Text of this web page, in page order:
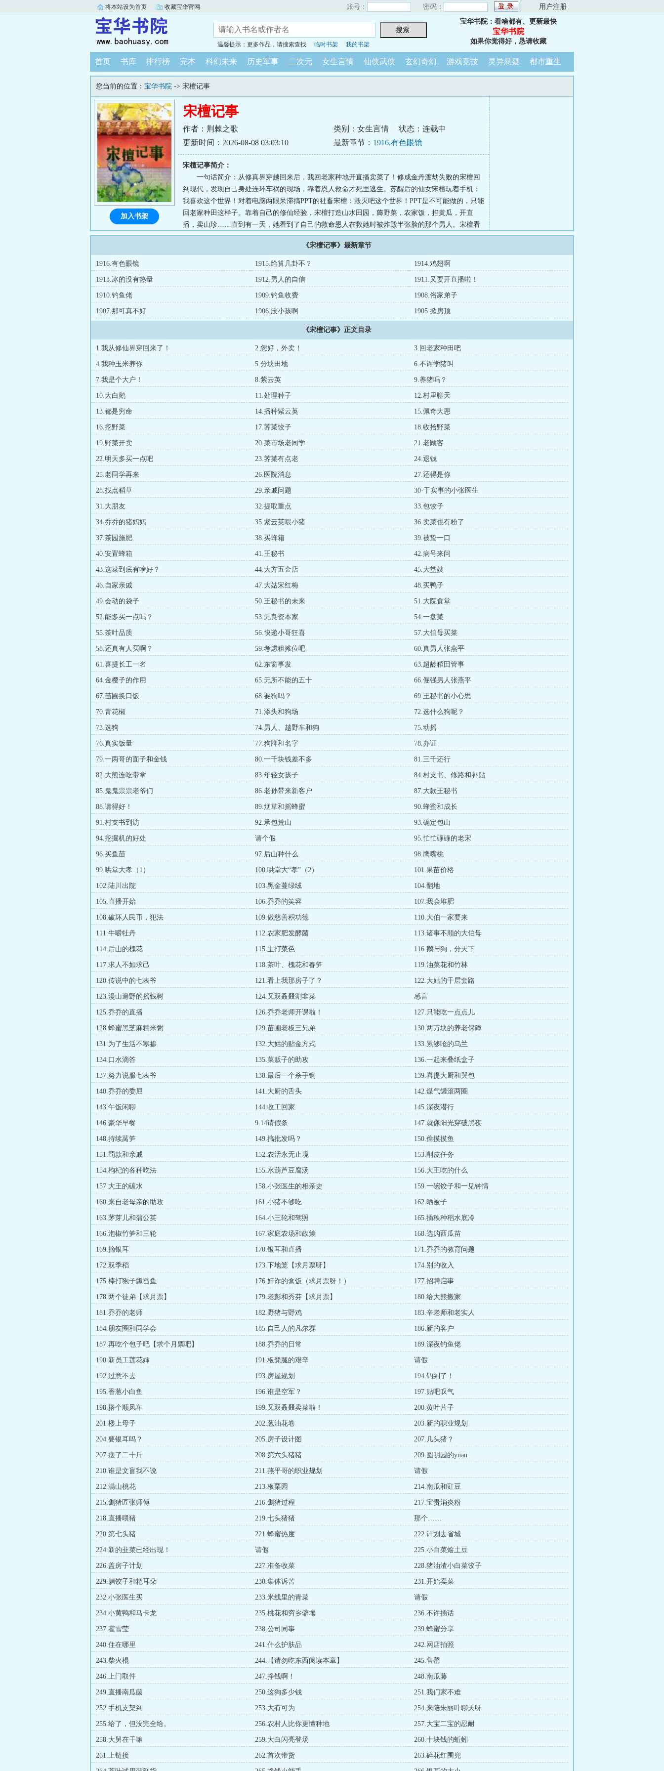
将本站设为首页 收藏宝华官网 账号： 密码： 用户注册
温馨提示：更多作品，请搜索查找 临时书架 我的书架
宝华书院：看啥都有、更新最快
宝华书院
如果你觉得好，恳请收藏
首页 书库 排行榜 完本 科幻未来 历史军事 二次元 女生言情 仙侠武侠 玄幻奇幻 游戏竞技 灵异悬疑 都市重生
您当前的位置： 宝华书院 -> 宋檀记事
宋檀记事
作者：荆棘之歌 类别：女生言情
状态：连载中
更新时间：2026-08-08 03:03:10
最新章节： 1916.有色眼镜
宋檀记事简介：
一句话简介：从修真界穿越回来后，我回老家种地开直播卖菜了！修成金丹渡劫失败的宋檀回
到现代，发现自己身处连环车祸的现场，靠着恩人救命才死里逃生。苏醒后的仙女宋檀玩着手机：
我喜欢这个世界！对着电脑两眼呆滞搞PPT的社畜宋檀：毁灭吧这个世界！PPT是不可能做的，只能
回老家种田这样子。靠着自己的修仙经验，宋檀打造山水田园，薅野菜，农家饭，掐黄瓜，开直
播，卖山珍……直到有一天，她看到了自己的救命恩人在救她时被炸毁半张脸的那个男人。宋檀看
了看对方的宽肩窄腰大长腿，又看了看对方另外半边清俊的脸，想起自己两辈子的单身狗生涯，心
想：听说合欢宗的双修秘法可以滋补容颜，不知道……［纯种田，真的种田那种］［有男主，戏份
加入书架
《宋檀记事》最新章节
1916.有色眼镜 1915.给算几卦不？ 1914.鸡翅啊
1913.冰的没有热量 1912.男人的自信 1911.又要开直播啦！
1910.钓鱼佬 1909.钓鱼收费 1908.俗家弟子
1907.那可真不好 1906.没小孩啊 1905.掀房顶
《宋檀记事》正文目录
1.我从修仙界穿回来了！ 2.您好，外卖！ 3.回老家种田吧
4.我种玉米养你 5.分块田地 6.不许学猪叫
7.我是个大户！ 8.紫云英 9.养猪吗？
10.大白鹅 11.处理种子 12.村里聊天
13.都是穷命 14.播种紫云英 15.佩奇大恩
16.挖野菜 17.荠菜饺子 18.收拾野菜
19.野菜开卖 20.菜市场老同学 21.老顾客
22.明天多买一点吧 23.荠菜有点老 24.退钱
25.老同学再来 26.医院消息 27.还得是你
28.找点稻草 29.亲戚问题 30·干实事的小张医生
31.大朋友 32.提取重点 33.包饺子
34.乔乔的猪妈妈 35.紫云英喂小猪 36.卖菜也有粉了
37.茶园施肥 38.买蜂箱 39.被蛰一口
40.安置蜂箱 41.王秘书 42.病号来问
43.这菜到底有啥好？ 44.大方五金店 45.大堂嫂
46.自家亲戚 47.大姑宋红梅 48.买鸭子
49.会动的袋子 50.王秘书的未来 51.大院食堂
52.能多买一点吗？ 53.无良资本家 54.一盘菜
55.茶叶品质 56.快递小哥狂喜 57.大伯母买菜
58.还真有人买啊？ 59.考虑租摊位吧 60.真男人张燕平
61.喜提长工一名 62.东窗事发 63.超龄稻田管事
64.金樱子的作用 65.无所不能的五十 66.倔强男人张燕平
67.苗圃换口饭 68.要狗吗？ 69.王秘书的小心思
70.青花椒 71.添头和狗场 72.选什么狗呢？
73.选狗 74.男人、越野车和狗 75.动摇
76.真实饭量 77.狗牌和名字 78.办证
79.一两哥的面子和金钱 80.一千块钱差不多 81.三千还行
82.大熊连吃带拿 83.年轻女孩子 84.村支书、修路和补贴
85.鬼鬼祟祟老爷们 86.老孙带来新客户 87.大款王秘书
88.请得好！ 89.烟草和摇蜂蜜 90.蜂蜜和成长
91.村支书到访 92.承包荒山 93.确定包山
94.挖掘机的好处 请个假 95.忙忙碌碌的老宋
96.买鱼苗 97.后山种什么 98.鹰嘴桃
99.哄堂大孝（1） 100.哄堂大“孝”（2） 101.果苗价格
102.陆川出院 103.黑金蔓绿绒 104.翻地
105.直播开始 106.乔乔的笑容 107.我会堆肥
108.破坏人民币，犯法 109.做慈善积功德 110.大伯一家要来
111.牛嚼牡丹 112.农家肥发酵菌 113.诸事不顺的大伯母
114.后山的槐花 115.主打菜色 116.鹅与狗，分天下
117.求人不如求己 118.茶叶、槐花和春笋 119.油菜花和竹林
120.传说中的七表爷 121.看上我那房子了？ 122.大姑的千层套路
123.漫山遍野的摇钱树 124.又双叒叕割韭菜 感言
125.乔乔的直播 126.乔乔老师开课啦！ 127.只能吃一点点儿
128.蜂蜜黑芝麻糯米粥 129.苗圃老板三兄弟 130.两万块的养老保障
131.为了生活不寒掺 132.大姑的贴金方式 133.累够呛的乌兰
134.口水滴答 135.菜贩子的助攻 136.一起来叠纸盒子
137.努力说服七表爷 138.最后一个杀手锏 139.喜提大厨和哭包
140.乔乔的委屈 141.大厨的舌头 142.煤气罐滚两圈
143.午饭闲聊 144.收工回家 145.深夜潜行
146.豪华早餐 9.14请假条 147.就像阳光穿破黑夜
148.持续莴笋 149.搞批发吗？ 150.偷摸摸鱼
151.罚款和亲戚 152.农活永无止境 153.削皮任务
154.枸杞的各种吃法 155.水葫芦豆腐汤 156.大王吃的什么
157.大王的碳水 158.小张医生的相亲史 159.一碗饺子和一见钟情
160.来自老母亲的助攻 161.小猪不够吃 162.晒被子
163.茅芽儿和蒲公英 164.小三轮和驾照 165.插秧种稻水底冷
166.泡椒竹笋和三轮 167.家庭农场和政策 168.选购西瓜苗
169.摘银耳 170.银耳和直播 171.乔乔的教育问题
172.双季稻 173.下地笼【求月票呀】 174.别的收入
175.棒打狍子瓢舀鱼 176.奸诈的盒饭（求月票呀！） 177.招聘启事
178.两个徒弟【求月票】 179.老彭和秀芬【求月票】 180.给大熊搬家
181.乔乔的老师 182.野猪与野鸡 183.辛老师和老实人
184.朋友圈和同学会 185.自己人的凡尔赛 186.新的客户
187.再吃个包子吧【求个月票吧】 188.乔乔的日常 189.深夜钓鱼佬
190.新员工莲花婶 191.板凳腿的艰辛 请假
192.过意不去 193.房屋规划 194.钓到了！
195.香葱小白鱼 196.谁是空军？ 197.贴吧叹气
198.搭个顺风车 199.又双叒叕卖菜啦！ 200.黄叶片子
201.楼上母子 202.葱油花卷 203.新的职业规划
204.要银耳吗？ 205.房子设计图 207.几头猪？
207.瘦了二十斤 208.第六头猪猪 209.圆明园的yuan
210.谁是文盲我不说 211.燕平哥的职业规划 请假
212.满山桃花 213.板栗园 214.南瓜和豇豆
215.劁猪匠张师傅 216.劁猪过程 217.宝贵消炎粉
218.直播喂猪 219.七头猪猪 那个……
220.第七头猪 221.蜂蜜热度 222.计划去省城
224.新的韭菜已经出现！ 请假 225.小白菜烩土豆
226.盖房子计划 227.准备收菜 228.猪油渣小白菜饺子
229.躺饺子和粑耳朵 230.集体诉苦 231.开始卖菜
232.小张医生买 233.米线里的青菜 请假
234.小黄鸭和马卡龙 235.桃花和穷乡僻壤 236.不许插话
237.霍雪莹 238.公司同事 239.蜂蜜分享
240.住在哪里 241.什么护肤品 242.网店拍照
243.柴火棍 244.【请勿吃东西阅读本章】 245.售罄
246.上门取件 247.挣钱啊！ 248.南瓜藤
249.直播南瓜藤 250.这狗多少钱 251.我们家不难
252.手机支架到 253.大有可为 254.来陪朱丽叶聊天呀
255.给了，但没完全给。 256.农村人比你更懂种地 257.大宝二宝的忍耐
258.大舅在干嘛 259.大白闪亮登场 260.十块钱的蚯蚓
261.上链接 262.首次带货 263.碎花红围兜